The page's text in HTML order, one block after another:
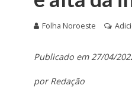
Folha Noroeste
Publicado em 27/04/
por Redação